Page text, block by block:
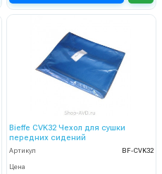
Bieffe CVK32 Чехол для сушки
передних сидений
Артикул BF-CVK32
Цена